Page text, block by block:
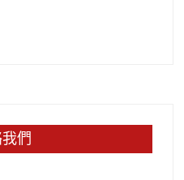
們